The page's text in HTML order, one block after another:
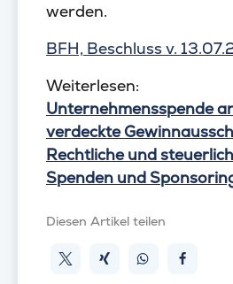
werden.
BFH, Beschluss v.
Weiterlesen:
Unternehmensspende
verdeckte
Rechtliche und
Spenden und
Diesen Artikel teilen